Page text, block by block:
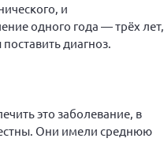
и
одного года — трёх лет,
диагноз.
это заболевание, в
Они имели среднюю